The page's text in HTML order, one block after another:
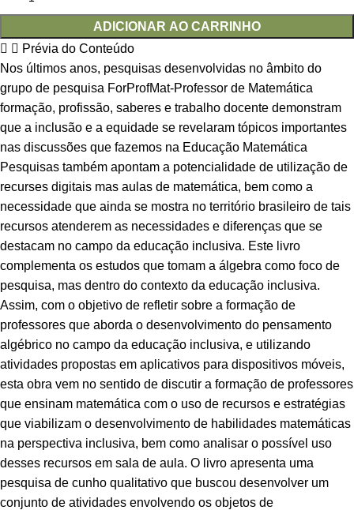
ADICIONAR AO CARRINHO
Prévia do Conteúdo
Nos últimos anos, pesquisas desenvolvidas no âmbito do
grupo de pesquisa ForProfMat-Professor de Matemática
formação, profissão, saberes e trabalho docente demonstram
que a inclusão e a equidade se revelaram tópicos importantes
nas discussões que fazemos na Educação Matemática
Pesquisas também apontam a potencialidade de utilização de
recurses digitais mas aulas de matemática, bem como a
necessidade que ainda se mostra no território brasileiro de tais
recursos atenderem as necessidades e diferenças que se
destacam no campo da educação inclusiva. Este livro
complementa os estudos que tomam a álgebra como foco de
pesquisa, mas dentro do contexto da educação inclusiva.
Assim, com o objetivo de refletir sobre a formação de
professores que aborda o desenvolvimento do pensamento
algébrico no campo da educação inclusiva, e utilizando
atividades propostas em aplicativos para dispositivos móveis,
esta obra vem no sentido de discutir a formação de professores
que ensinam matemática com o uso de recursos e estratégias
que viabilizam o desenvolvimento de habilidades matemáticas
na perspectiva inclusiva, bem como analisar o possível uso
desses recursos em sala de aula. O livro apresenta uma
pesquisa de cunho qualitativo que buscou desenvolver um
conjunto de atividades envolvendo os objetos de